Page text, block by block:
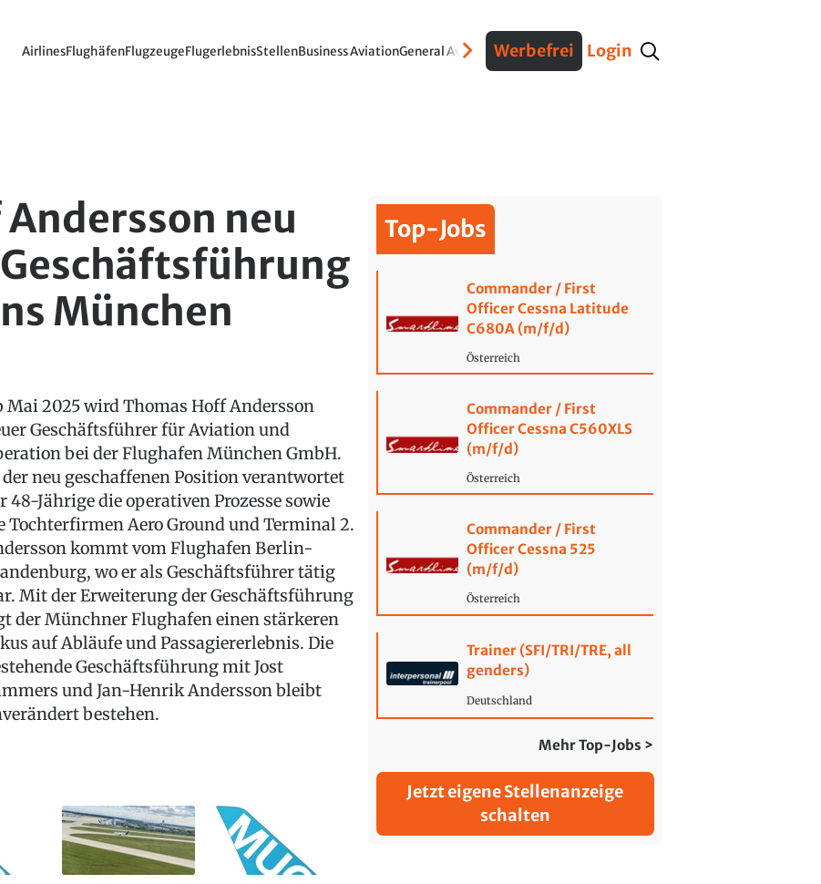
AirlinesFlughäfenFlugzeugeFlugerlebnisStellenBusiness AviationGeneral AviationVerteidigungInterviews Fracht
Werbefrei Login
neu
München
Mai 2025 wird Thomas Hoff Andersson
Geschäftsführer für Aviation und
bei der Flughafen München GmbH.
neu geschaffenen Position verantwortet
48-Jährige die operativen Prozesse sowie
Tochterfirmen Aero Ground und Terminal 2.
kommt vom Flughafen Berlin-
wo er als Geschäftsführer tätig
Mit der Erweiterung der Geschäftsführung
der Münchner Flughafen einen stärkeren
auf Abläufe und Passagiererlebnis. Die
Geschäftsführung mit Jost
und Jan-Henrik Andersson bleibt
bestehen.
Top-Jobs
Commander / First
Officer Cessna Latitude
C680A (m/f/d)
Österreich
Commander / First
Officer Cessna C560XLS
(m/f/d)
Österreich
Commander / First
Officer Cessna 525
(m/f/d)
Österreich
Trainer (SFI/TRI/TRE, all
genders)
Deutschland
Mehr Top-Jobs >
Jetzt eigene Stellenanzeige
schalten